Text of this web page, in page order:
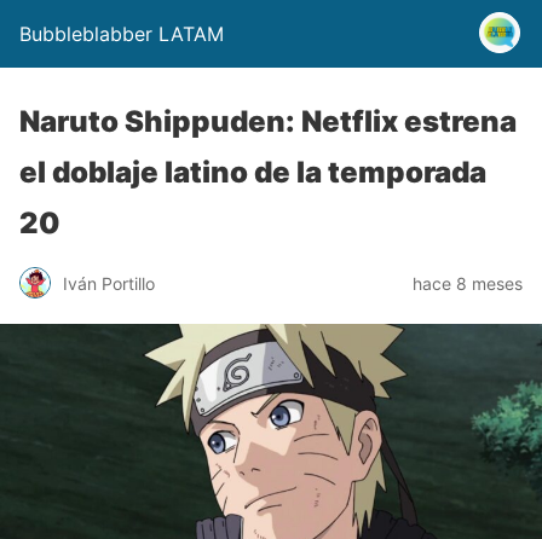
Bubbleblabber LATAM
Naruto Shippuden: Netflix estrena
el doblaje latino de la temporada
20
Iván Portillo hace 8 meses